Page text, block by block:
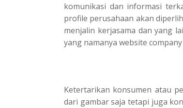
komunikasi dan informasi
profile perusahaan akan
menjalin kerjasama dan yang
yang namanya website
Ketertarikan konsumen atau
dari gambar saja tetapi juga